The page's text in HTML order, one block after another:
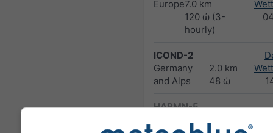
Europe7.0 km
120 ώ (3-
hourly)
ICOND-2
Germany
and Alps
2.0 km
48 ώ
HARMN-5